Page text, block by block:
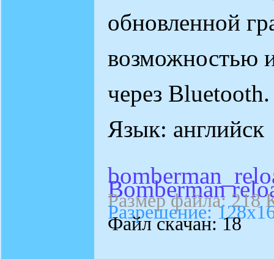
обновленной
возможностью
через Bluetooth.
Язык: английск
Bomberman
Размер файла: 218
Разрешение:
Файл скачан: 18